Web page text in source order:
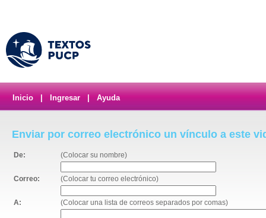
Inicio Ingresar Ayuda
Enviar por correo electrónico un vínculo a este
De: (Colocar su nombre)
Correo: (Colocar tu correo electrónico)
A: (Colocar una lista de correos separados por comas)